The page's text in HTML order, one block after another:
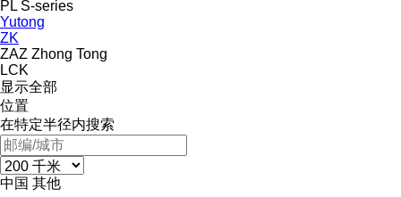
PL S-series
Yutong
ZK
ZAZ Zhong Tong
LCK
显示全部
位置
在特定半径内搜索
中国 其他